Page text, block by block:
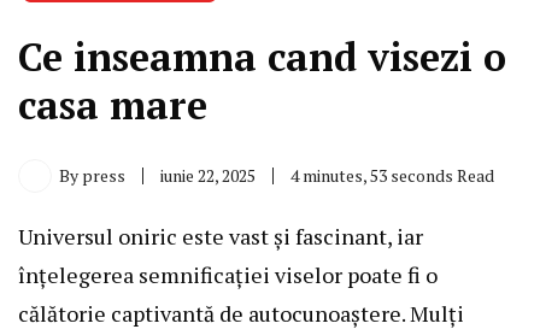
Ce inseamna cand visezi o
casa mare
By press iunie 22, 2025 4 minutes, 53 seconds Read
Universul oniric este vast și fascinant, iar
înțelegerea semnificației viselor poate fi o
călătorie captivantă de autocunoaștere. Mulți